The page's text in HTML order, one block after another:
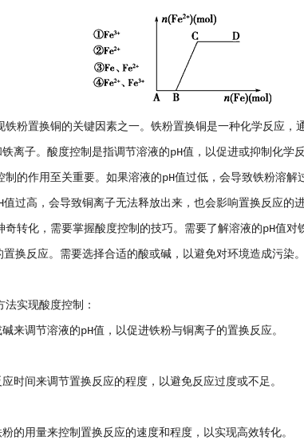
置换铜的关键因素之一。铁粉置换铜是一种化学反应，
离子。酸度控制是指调节溶液的pH值，以促进或抑制化学反
作用至关重要。如果溶液的pH值过低，会导致铁粉溶解
过高，会导致铜离子无法释放出来，也会影响置换反应的进
化，需要掌握酸度控制的技巧。需要了解溶液的pH值对
换反应。需要选择合适的酸或碱，以避免对环境造成污染
实现酸度控制：
节溶液的pH值，以促进铁粉与铜离子的置换反应。
间来调节置换反应的程度，以避免反应过度或不足。
用量来控制置换反应的速度和程度，以实现高效转化。